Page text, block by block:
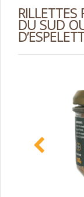
RILLETTES
DU SUD